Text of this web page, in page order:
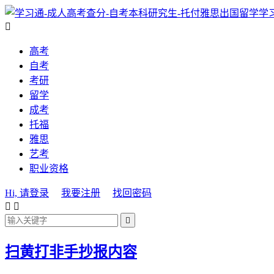
学

高考
自考
考研
留学
成考
托福
雅思
艺考
职业资格
Hi, 请登录 我要注册
找回密码
 

扫黄打非手抄报内容